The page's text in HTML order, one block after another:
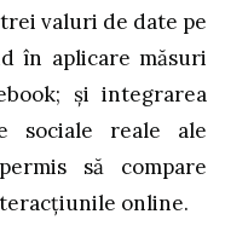
valuri de date pe
în aplicare măsuri
și integrarea
sociale reale ale
să compare
online.